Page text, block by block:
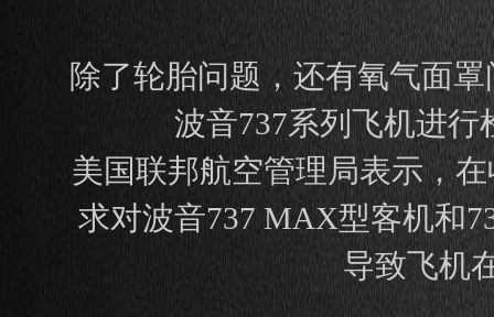
除了轮胎问题，还有氧气面
波音737系列飞机进
美国联邦航空管理局表示，
求对波音737 MAX型客机和
导致飞机